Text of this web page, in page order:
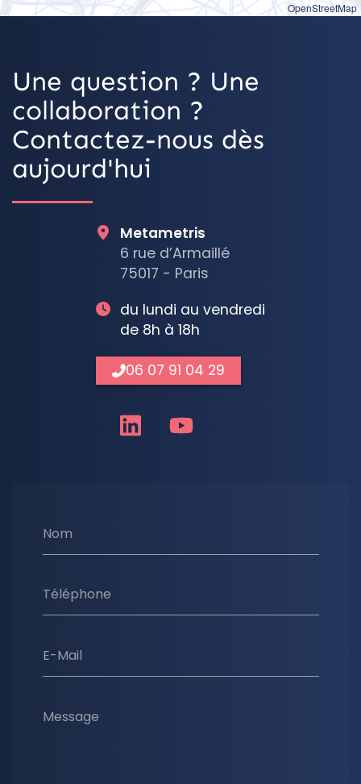
OpenStreetMap
Une question ? Une
collaboration ?
Contactez-nous dès
aujourd'hui
Nom
Téléphone
E-Mail
Message
Metametris
6 rue d’Armaillé
75017 - Paris
du lundi au vendredi
de 8h à 18h
06 07 91 04 29